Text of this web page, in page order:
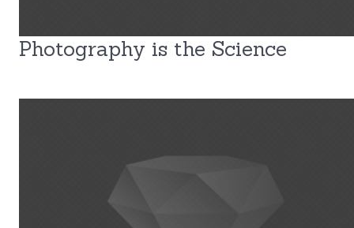
Photography is the Science